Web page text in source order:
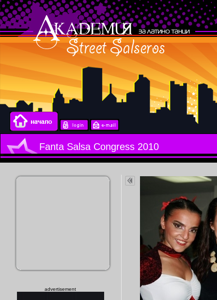
Fanta Salsa Congress 2010
advertisement